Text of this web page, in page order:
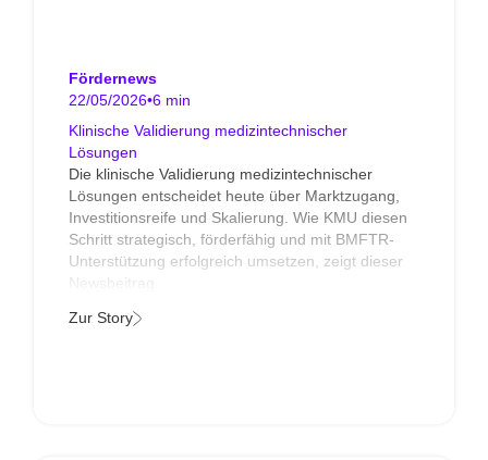
Fördernews
22/05/2026•6 min
Klinische Validierung medizintechnischer
Lösungen
Die klinische Validierung medizintechnischer
Lösungen entscheidet heute über Marktzugang,
Investitionsreife und Skalierung. Wie KMU diesen
Schritt strategisch, förderfähig und mit BMFTR-
Unterstützung erfolgreich umsetzen, zeigt dieser
Newsbeitrag.
Zur Story